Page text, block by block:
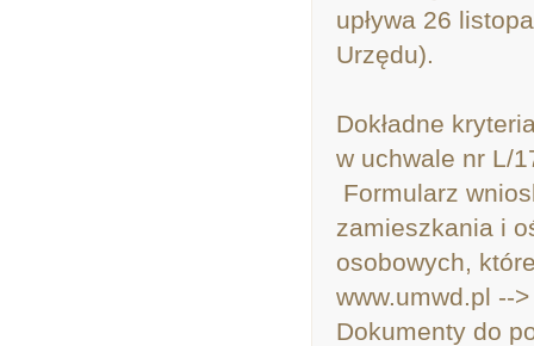
upływa 26
Urzędu).
Dokładne
w uchwale nr L/
Formularz
zamieszkania i
osobowych,
www.umwd.pl --
Dokumenty do